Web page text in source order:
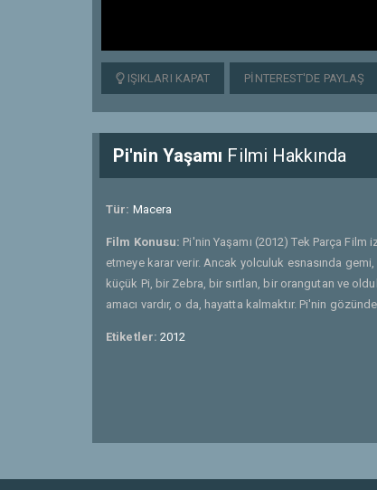
IŞIKLARI KAPAT PINTEREST'DE PAYLAŞ
Pi'nin Yaşamı Filmi Hakkında
Tür: Macera
Film Konusu: Pi'nin Yaşamı (2012) Tek Parça
etmeye karar verir. Ancak yolculuk esnasında
küçük Pi, bir Zebra, bir sırtlan, bir orangutan ve
amacı vardır, o da, hayatta kalmaktır. Pi'nin
Etiketler:2012